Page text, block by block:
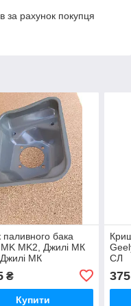
за рахунок покупця
бака
MK2, Джилі МК
МК
₴
Купити
СЛ
375